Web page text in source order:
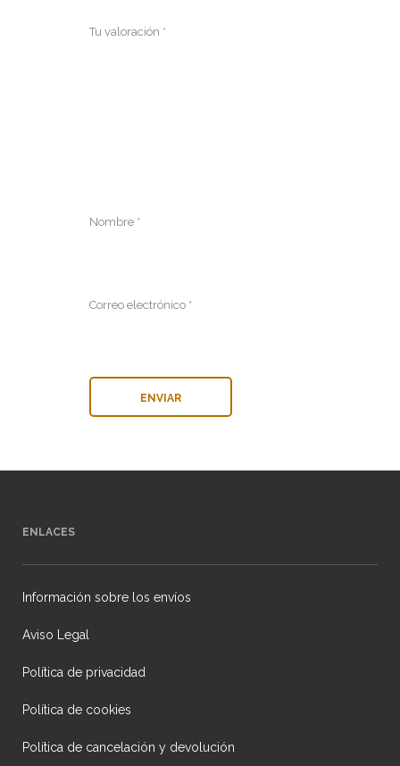
Tu valoración *
Nombre *
Correo electrónico *
ENLACES
Información sobre los envíos
Aviso Legal
Política de privacidad
Política de cookies
Política de cancelación y devolución